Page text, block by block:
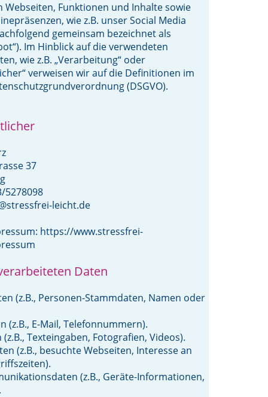
Webseiten, Funktionen und Inhalte sowie
wie z.B. unser Social Media
gemeinsam bezeichnet als
Im Hinblick auf die verwendeten
wie z.B. „Verarbeitung“ oder
verweisen wir auf die Definitionen im
(DSGVO).
37
5278098
leicht.de
https://www.stressfrei-
Daten
(z.B., Personen-Stammdaten, Namen oder
(z.B., E-Mail, Telefonnummern).
Texteingaben, Fotografien, Videos).
(z.B., besuchte Webseiten, Interesse an
(z.B., Geräte-Informationen,